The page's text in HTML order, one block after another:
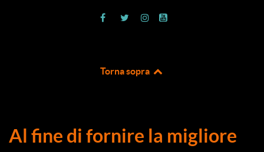
Torna sopra
Al fine di fornire la migliore